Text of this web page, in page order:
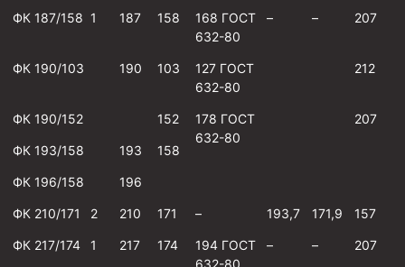
Фонтанная и запорная арматура
Оборудование для трубопроводов и манифольдов
Буровые насосы
Противовыбросовое оборудование
Системы верхнего привода (СВП)
Элеваторы трубные
Буровые установки
ФК 187/158 1 187 158
168 ГОСТ
632-80
– – 207
ФК 190/103 190 103
127 ГОСТ
632-80
212
ФК 190/152 152
178 ГОСТ
632-80
207
ФК 193/158 193 158
ФК 196/158 196
ФК 210/171 2 210 171 – 193,7 171,9 157
ФК 217/174 1 217 174
194 ГОСТ
632-80
– – 207